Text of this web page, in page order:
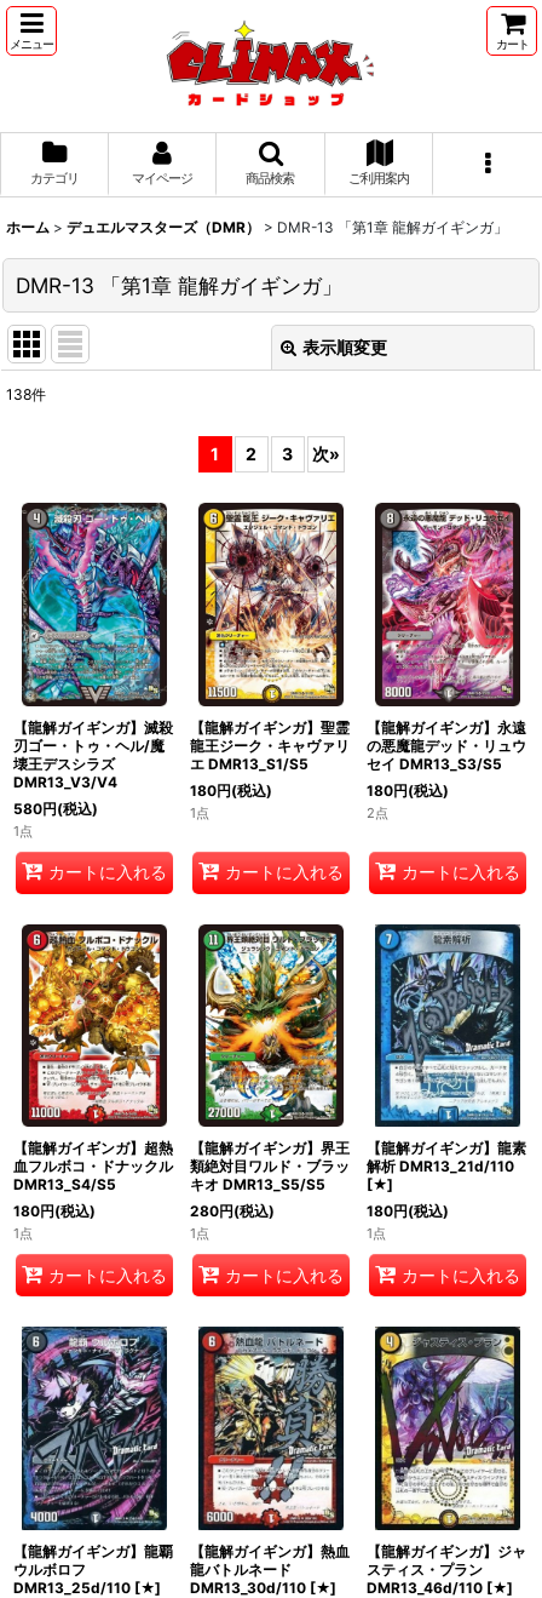
メニュー カート
カテゴリ マイページ 商品検索 ご利用案内
ホーム > デュエルマスターズ（DMR） > DMR-13 「第1章 龍解ガイギンガ」
DMR-13 「第1章 龍解ガイギンガ」
表示順変更
絞り込む
138件
1 2 3 次»
【龍解ガイギンガ】滅殺
刃ゴー・トゥ・ヘル/魔
壊王デスシラズ
DMR13_V3/V4
580円(税込)
1点
カートに入れる
【龍解ガイギンガ】聖霊
龍王ジーク・キャヴァリ
エ DMR13_S1/S5
180円(税込)
1点
カートに入れる
【龍解ガイギンガ】永遠
の悪魔龍デッド・リュウ
セイ DMR13_S3/S5
180円(税込)
2点
カートに入れる
【龍解ガイギンガ】超熱
血フルボコ・ドナックル
DMR13_S4/S5
180円(税込)
1点
カートに入れる
【龍解ガイギンガ】界王
類絶対目ワルド・ブラッ
キオ DMR13_S5/S5
280円(税込)
1点
カートに入れる
【龍解ガイギンガ】龍素
解析 DMR13_21d/110
[★]
180円(税込)
1点
カートに入れる
【龍解ガイギンガ】龍覇
ウルボロフ
DMR13_25d/110 [★]
【龍解ガイギンガ】熱血
龍バトルネード
DMR13_30d/110 [★]
【龍解ガイギンガ】ジャ
スティス・プラン
DMR13_46d/110 [★]